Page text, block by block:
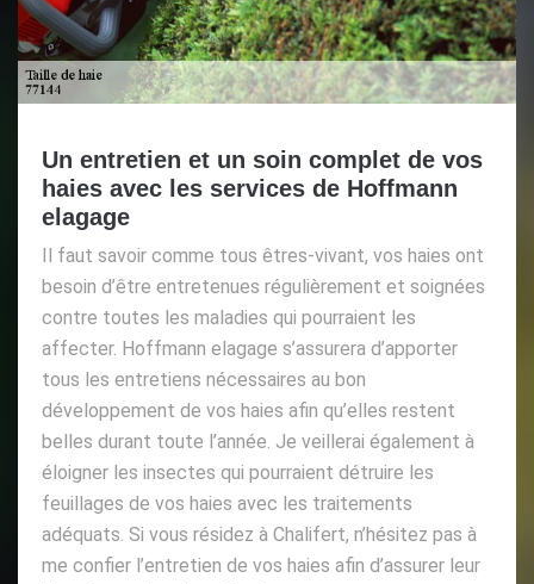
Un entretien et un soin complet de vos
haies avec les services de Hoffmann
elagage
Il faut savoir comme tous êtres-vivant, vos haies ont
besoin d’être entretenues régulièrement et soignées
contre toutes les maladies qui pourraient les
affecter. Hoffmann elagage s’assurera d’apporter
tous les entretiens nécessaires au bon
développement de vos haies afin qu’elles restent
belles durant toute l’année. Je veillerai également à
éloigner les insectes qui pourraient détruire les
feuillages de vos haies avec les traitements
adéquats. Si vous résidez à Chalifert, n’hésitez pas à
me confier l’entretien de vos haies afin d’assurer leur